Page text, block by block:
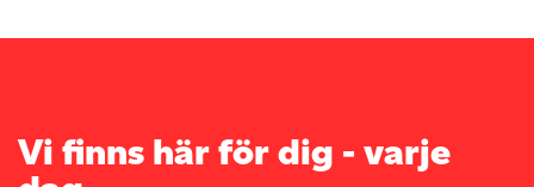
Vi finns här för dig - varje